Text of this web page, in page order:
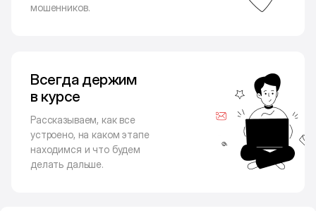
мошенников.
Всегда держим
в курсе
Рассказываем, как все
устроено, на каком этапе
находимся и что будем
делать дальше.